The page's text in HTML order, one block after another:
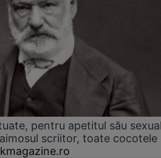
pentru apetitul său
scriitor, toate cocotele